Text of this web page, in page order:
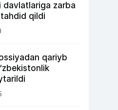
davlatlariga zarba
qildi
qariyb